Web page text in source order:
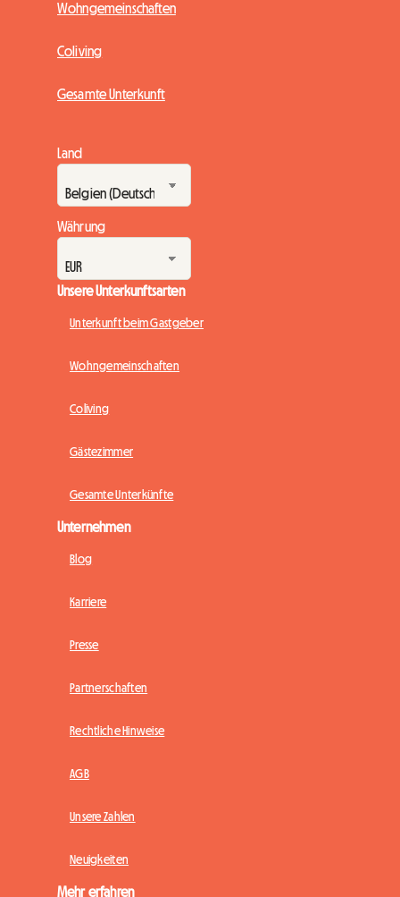
Wohngemeinschaften
Coliving
Gesamte Unterkunft
Land
Währung
Unsere Unterkunftsarten
Unterkunft beim Gastgeber
Wohngemeinschaften
Coliving
Gästezimmer
Gesamte Unterkünfte
Unternehmen
Blog
Karriere
Presse
Partnerschaften
Rechtliche Hinweise
AGB
Unsere Zahlen
Neuigkeiten
Mehr erfahren